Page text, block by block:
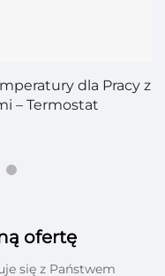
dla Pracy z
– Termostat
ofertę
się z Państwem